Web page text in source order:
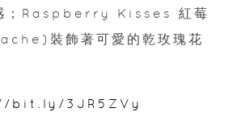
；Raspberry Kisses 紅莓
裝飾著可愛的乾玫瑰花
bit.ly/3JR5ZVy